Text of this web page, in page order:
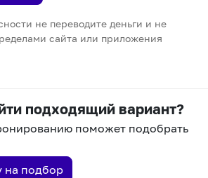
не переводите деньги и не
сайта или приложения
подходящий вариант?
поможет подобрать
на подбор